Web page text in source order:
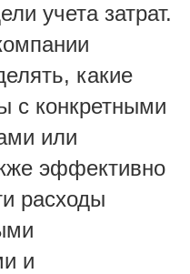
учета затрат.
какие
с конкретными
или
эффективно
расходы
и